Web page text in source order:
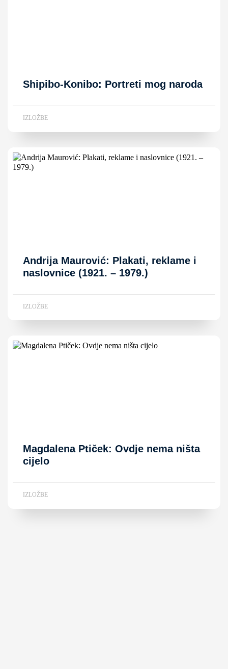
Shipibo-Konibo: Portreti mog naroda
IZLOŽBE
Andrija Maurović: Plakati, reklame i
naslovnice (1921. – 1979.)
IZLOŽBE
Magdalena Ptiček: Ovdje nema ništa
cijelo
IZLOŽBE